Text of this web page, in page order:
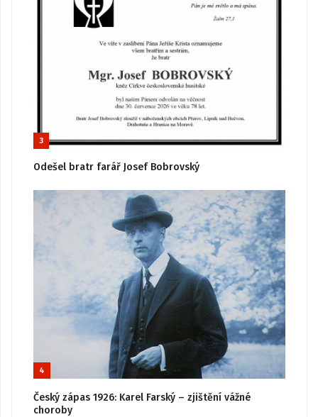
3
Odešel bratr farář Josef Bobrovský
4
Český zápas 1926: Karel Farský – zjištění vážné
choroby